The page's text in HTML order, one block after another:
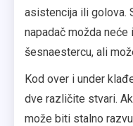
asistencija ili golova.
napadač možda
šesnaestercu, ali
Kod over i under
dve različite stvari.
može biti stalno